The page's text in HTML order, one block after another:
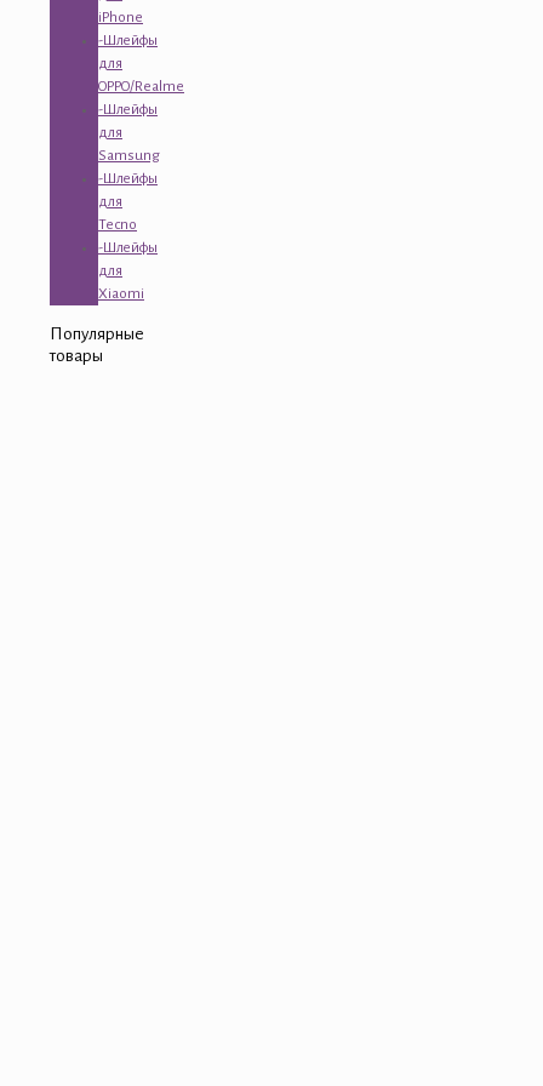
iPhone
-Шлейфы
для
OPPO/Realme
-Шлейфы
для
Samsung
-Шлейфы
для
Tecno
-Шлейфы
для
Xiaomi
Популярные
товары